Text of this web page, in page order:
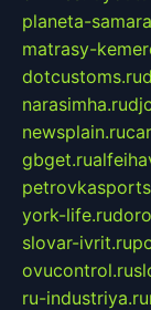
planeta-
matrasy-
dotcustoms.ru
narasimha.ru
newsplain.ru
gbget.ru
york-life.ru
slovar-ivrit.ru
ovucontrol.ru
ru-industriya.ru